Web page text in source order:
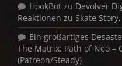
HookBot zu Devolver
Reaktionen zu Skate
Ein großartiges
The Matrix: Path of Neo –
(Patreon/Steady)